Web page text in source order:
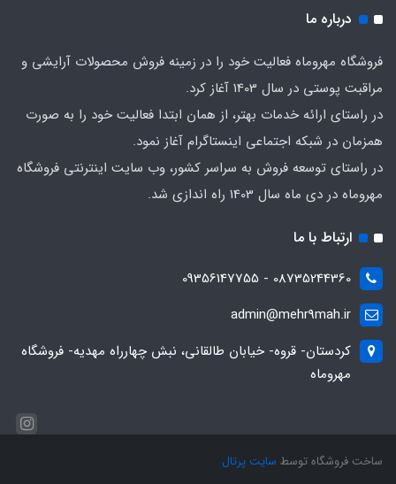
درباره ما
فروشگاه مهروماه فعالیت خود را در زمینه فروش محصولات آرایشی و
مراقبت پوستی در سال 1403 آغاز کرد.
در راستای ارائه خدمات بهتر، از همان ابتدا فعالیت خود را به صورت
همزمان در شبکه اجتماعی اینستاگرام آغاز نمود.
در راستای توسعه فروش به سراسر کشور، وب سایت اینترنتی فروشگاه
مهروماه در دی ماه سال 1403 راه اندازی شد.
ارتباط با ما
08735244360 - 09356147755
admin@mehr9mah.ir
کردستان- قروه- خیابان طالقانی، نبش چهارراه مهدیه- فروشگاه
مهروماه
ساخت فروشگاه توسط سایت پرتال